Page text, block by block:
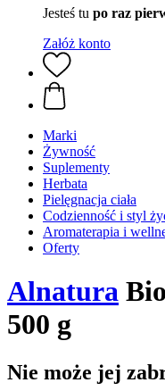
Jesteś tu po raz
Załóż konto
Marki
Żywność
Suplementy
Herbata
Pielęgnacja ciała
Codzienność i styl
Aromaterapia i
Oferty
Alnatura
500 g
Nie może jej